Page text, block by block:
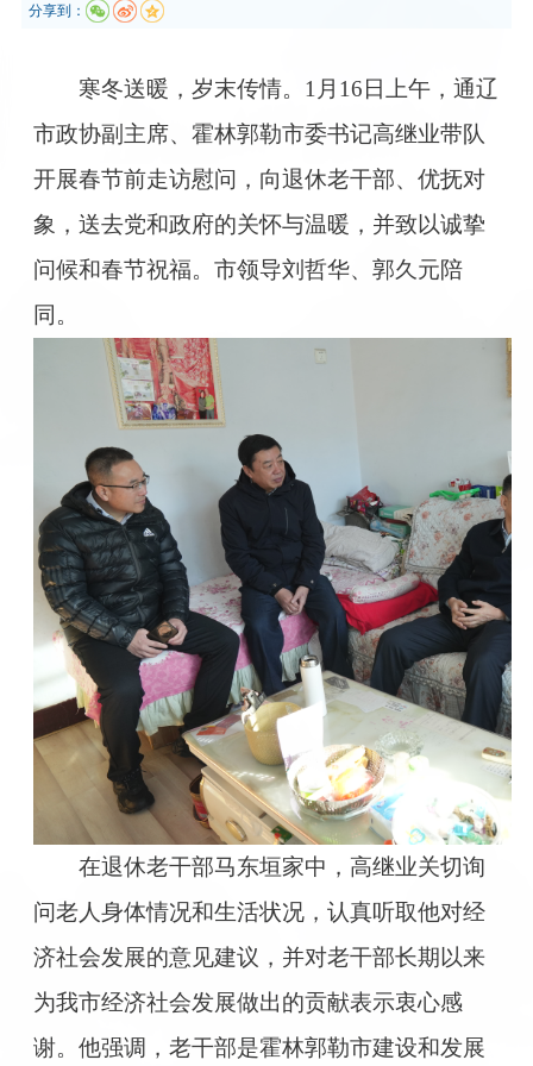
分享到：
寒冬送暖，岁末传情。1月16日上午，通辽
市政协副主席、霍林郭勒市委书记高继业带队
开展春节前走访慰问，向退休老干部、优抚对
象，送去党和政府的关怀与温暖，并致以诚挚
问候和春节祝福。市领导刘哲华、郭久元陪
同。
在退休老干部马东垣家中，高继业关切询
问老人身体情况和生活状况，认真听取他对经
济社会发展的意见建议，并对老干部长期以来
为我市经济社会发展做出的贡献表示衷心感
谢。他强调，老干部是霍林郭勒市建设和发展